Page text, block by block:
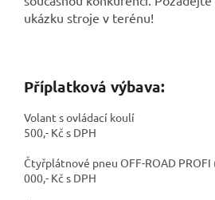
ukázku stroje v terénu!
Příplatková výbava:
Volant s
500,- Kč s DPH
Čtyřplátnové pneu OFF-ROAD
000,- Kč s DPH